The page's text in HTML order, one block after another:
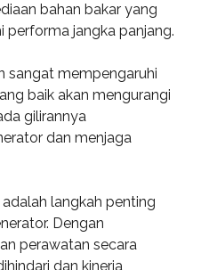
bahan bakar yang
performa jangka panjang.
sangat mempengaruhi
baik akan mengurangi
gilirannya
dan menjaga
langkah penting
Dengan
perawatan secara
dan kinerja